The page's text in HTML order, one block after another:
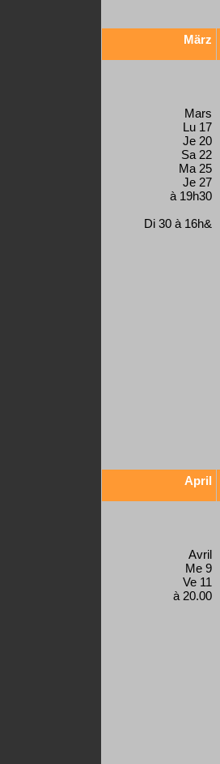
März
Mars
Lu 17
Je 20
Sa 22
Ma 25
Je 27
à 19h30
Di 30 à 16h&
April
Avril
Me 9
Ve 11
à 20.00